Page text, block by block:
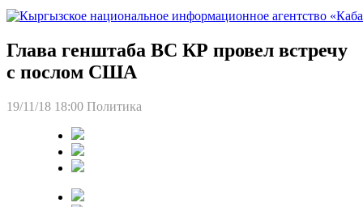
Глава генштаба ВС КР провел встречу
с послом США
19/11/18 18:00 Политика